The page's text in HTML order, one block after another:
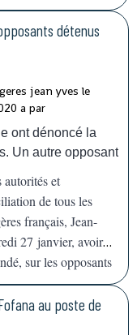
ces derniers jours
trois
Santé (OMS) va
fièvre
les
Guinée, qui a déjà
la presse le
détenus
ont dénoncé la
Un autre opposant
et
de tous les
français, Jean-
27 janvier, avoir
sur les opposants
»contre Conakry.
au poste de